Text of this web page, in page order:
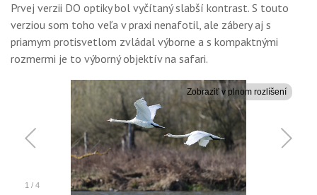
Prvej verzii DO optiky bol vyčítaný slabší kontrast. S touto
verziou som toho veľa v praxi nenafotil, ale zábery aj s
priamym protisvetlom zvládal výborne a s kompaktnými
rozmermi je to výborný objektív na safari.